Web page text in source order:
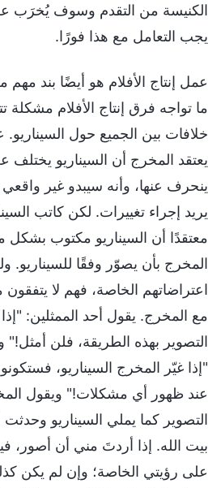
الكنيسة من التقدم وسوف يُخرَب
يجب التعامل مع هذا فورًا.
عمل إنتاج الأفلام هو أيضًا بند مهم
ما تواجه فرق إنتاج الأفلام
خلافات بين الجميع حول السيناريو.
يعتقد المخرج أن السيناريو يختلف
ينحرف عنها، وأنه سيبدو غير
يريد إجراء تغييرات. لكن كاتب
معتقدًا أن السيناريو مكتوب
المخرج بأن يصوّر وفقًا للسيناريو.
اعتراضاتهم الخاصة، فهم لا يتفقون
مع المخرج. يقول أحد الممثلين:
التصوير بهذه الطريقة، فلن أمثل!"
"إذا غيّر المخرج السيناريو،
عند ظهور أي مشكلات!" ويقول
التصوير كما يملي السيناريو
بيت الله. إذا أردتَ مني أن أصور،
على رؤيتي الخاصة؛ وإن لم يكن